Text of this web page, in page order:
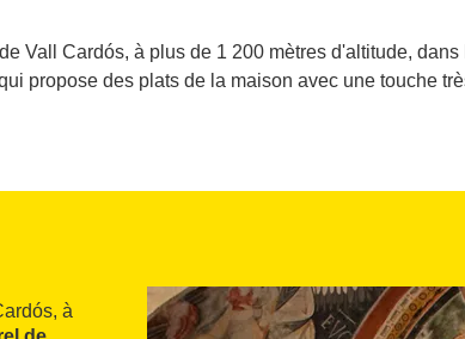
Vall Cardós, à plus de 1 200 mètres d'altitude,
propose des plats de la maison avec une touche
à